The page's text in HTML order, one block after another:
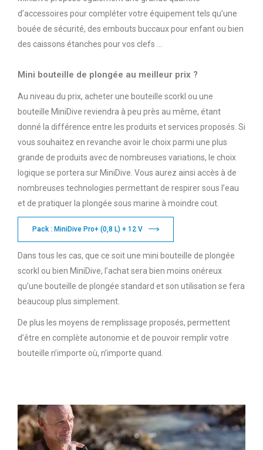
d’accessoires pour compléter votre équipement tels qu’une
bouée de sécurité, des embouts buccaux pour enfant ou bien
des caissons étanches pour vos clefs …
Mini bouteille de plongée au meilleur prix ?
Au niveau du prix, acheter une bouteille scorkl ou une
bouteille MiniDive reviendra à peu près au même, étant
donné la différence entre les produits et services proposés. Si
vous souhaitez en revanche avoir le choix parmi une plus
grande de produits avec de nombreuses variations, le choix
logique se portera sur MiniDive. Vous aurez ainsi accès à de
nombreuses technologies permettant de respirer sous l’eau
et de pratiquer la plongée sous marine à moindre cout.
Pack : MiniDive Pro+ (0,8 L) + 12 V
Dans tous les cas, que ce soit une mini bouteille de plongée
scorkl ou bien MiniDive, l’achat sera bien moins onéreux
qu’une bouteille de plongée standard et son utilisation se fera
beaucoup plus simplement.
De plus les moyens de remplissage proposés, permettent
d’être en complète autonomie et de pouvoir remplir votre
bouteille n’importe où, n’importe quand.